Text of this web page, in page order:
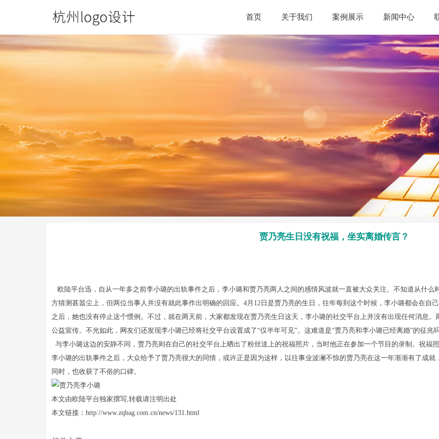
首页 关于我们 案例展示 新闻中心
贾乃亮生日没有祝福，坐实离婚传言？
欧陆平台迅，自从一年多之前李小璐的出轨事件之后，李小璐和贾乃亮两人之间的感情风波就一直被大众关注。不知道从什
方猜测甚嚣尘上，但两位当事人并没有就此事作出明确的回应。4月12日是贾乃亮的生日，往年每到这个时候，李小璐都会在自
之后，她也没有停止这个惯例。不过，就在两天前，大家都发现在贾乃亮生日这天，李小璐的社交平台上并没有出现任何消息
公益宣传。不光如此，网友们还发现李小璐已经将社交平台设置成了“仅半年可见”。这难道是“贾乃亮和李小璐已经离婚”的征兆
与李小璐这边的安静不同，贾乃亮则在自己的社交平台上晒出了粉丝送上的祝福照片，当时他正在参加一个节目的录制。祝福
李小璐的出轨事件之后，大众给予了贾乃亮很大的同情，或许正是因为这样，以往事业波澜不惊的贾乃亮在这一年渐渐有了成
同时，也收获了不俗的口碑。
本文由欧陆平台独家撰写,转载请注明出处
本文链接：http://www.zqbag.com.cn/news/131.html